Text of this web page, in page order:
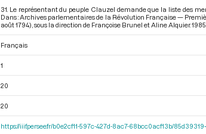
31. Le représentant du peuple Clauzel demande que la liste des
Dans : Archives parlementaires de la Révolution Française —
août 1794) , sous la direction de Françoise Brunel et Aline Alquier. 1985.
Français
1
20
20
https://iiif.persee.fr/b0e2cf11-597c-427d-8ac7-68bcc0acf13b/